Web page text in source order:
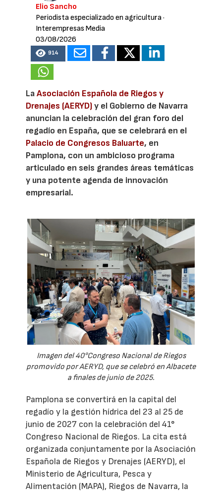
Elio Sancho
Periodista especializado en agricultura·
Interempresas Media
03/08/2026
914
LaAsociación Española de Riegos y
Drenajes (AERYD)y el Gobierno de Navarra
anuncian la celebración del gran foro del
regadío en España, que se celebrará en el
Palacio de Congresos Baluarte, en
Pamplona, con un ambicioso programa
articulado en seis grandes áreas temáticas
y una potente agenda de innovación
empresarial.
Imagen del 40°Congreso Nacional de Riegos
promovido por AERYD, que se celebró en Albacete
a finales de junio de 2025.
Pamplona se convertirá en la capital del
regadío y la gestión hídrica del 23 al 25 de
junio de 2027 con la celebración del 41°
Congreso Nacional de Riegos. La cita está
organizada conjuntamente por la Asociación
Española de Riegos y Drenajes (AERYD), el
Ministerio de Agricultura, Pesca y
Alimentación (MAPA), Riegos de Navarra, la